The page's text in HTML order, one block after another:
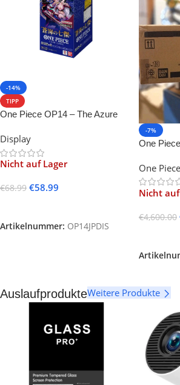
-14%
TIPP
One Piece OP14 – The Azure
Display
Nicht auf Lager
€68.99 €58.99
Artikelnummer: OP14JPDIS
-7%
One
One Piece
Nicht
€4,600.00
AuslaufprodukteWeitere Produkte